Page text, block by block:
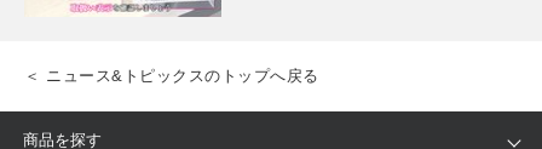
＜ ニュース&トピックスのトップへ戻る
商品を探す